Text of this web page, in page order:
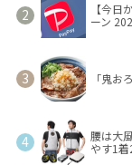
【今
ーン
「鬼
腰は大
やす1